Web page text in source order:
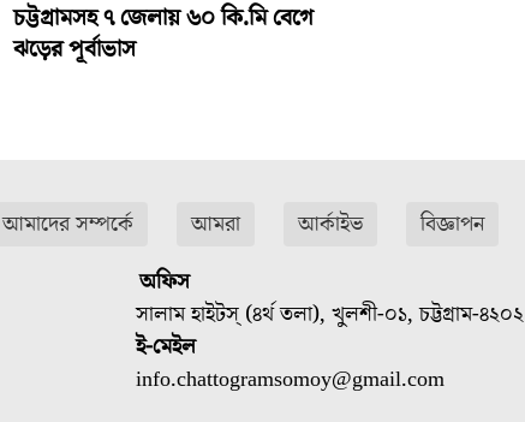
চট্টগ্রামসহ ৭ জেলায় ৬০ কি.মি বেগে
ঝড়ের পূর্বাভাস
আমাদের সম্পর্কে আমরা আর্কাইভ বিজ্ঞাপন
অফিস
সালাম হাইটস্ (৪র্থ তলা), খুলশী-০১, চট্টগ্রাম-৪২০২
ই-মেইল
info.chattogramsomoy@gmail.com